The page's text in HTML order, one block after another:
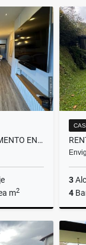
Venta
VENTA HERMOSO APARTAMENTO EN LA LOMA DE LAS BRUJAS
m2
Venta
3
4